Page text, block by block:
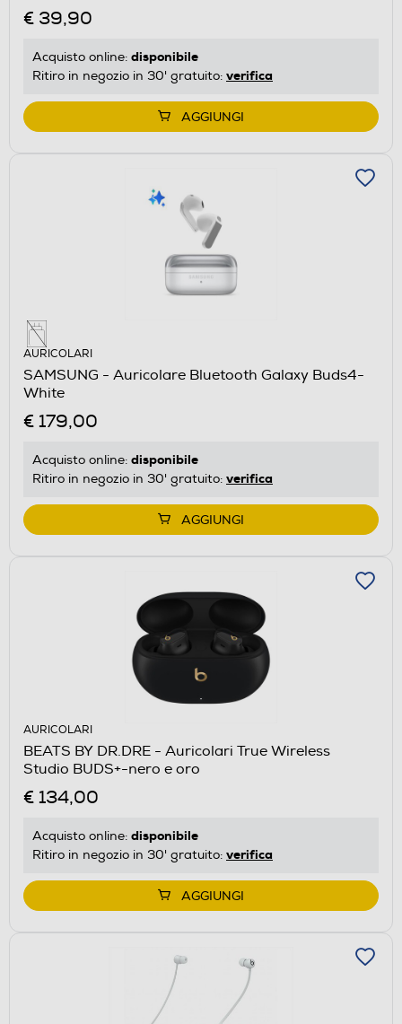
€ 39,90
Acquisto online: disponibile
Ritiro in negozio in 30' gratuito: verifica
AGGIUNGI
AURICOLARI
SAMSUNG - Auricolare Bluetooth Galaxy Buds4-
White
€ 179,00
Acquisto online: disponibile
Ritiro in negozio in 30' gratuito: verifica
AGGIUNGI
AURICOLARI
BEATS BY DR.DRE - Auricolari True Wireless
Studio BUDS+-nero e oro
€ 134,00
Acquisto online: disponibile
Ritiro in negozio in 30' gratuito: verifica
AGGIUNGI